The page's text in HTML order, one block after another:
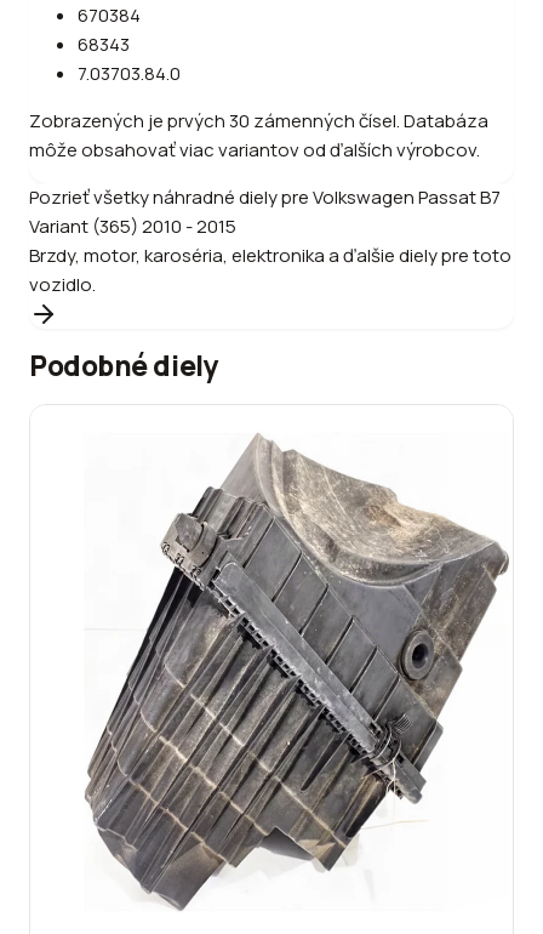
670384
68343
7.03703.84.0
Zobrazených je prvých 30 zámenných čísel. Databáza
môže obsahovať viac variantov od ďalších výrobcov.
Pozrieť všetky náhradné diely preVolkswagenPassat B7
Variant (365) 2010 - 2015
Brzdy, motor, karoséria, elektronika a ďalšie diely pre toto
vozidlo.
Podobné diely